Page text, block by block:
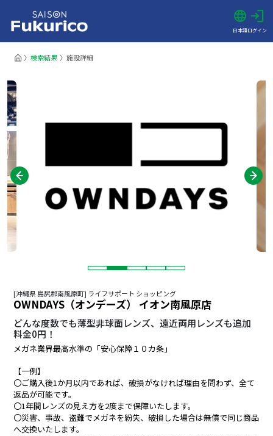
日本語ログイン
検索結果 施設詳細
[沖縄県 島尻郡南風原町] ライフサポート ショッピング
OWNDAYS（オンデーズ） イオン南風原店
どんな度数でも薄型非球面レンズ、遠近両用レンズも追加
料金0円！
メガネ業界最高水準の「安心保障１０カ条」
【一例】
〇ご購入後1か月以内であれば、破損がなければ理由を問わず、全て
返品が可能です。
〇1年間レンズの見え方を2度まで保障いたします。
〇災害、事故、盗難でメガネを紛失、破損した場合は無償で同じ商品
へ交換いたします。